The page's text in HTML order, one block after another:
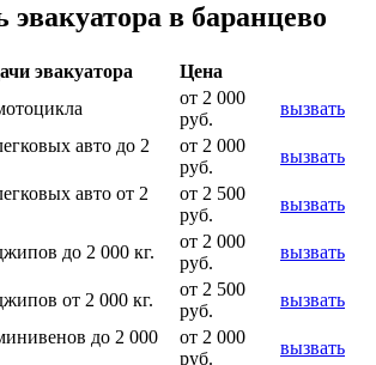
эвакуатора в баранцево
эвакуатора
Цена
от 2 000
руб.
вызвать
авто до 2
от 2 000
руб.
вызвать
авто от 2
от 2 500
руб.
вызвать
до 2 000 кг.
от 2 000
руб.
вызвать
от 2 000 кг.
от 2 500
руб.
вызвать
до 2 000
от 2 000
руб.
вызвать